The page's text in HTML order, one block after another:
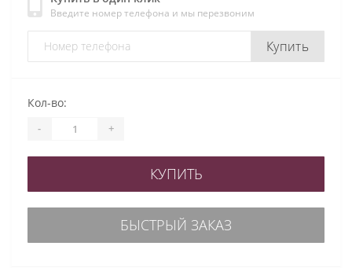
Введите номер телефона и мы перезвоним
Купить
Кол-во:
- +
КУПИТЬ
БЫСТРЫЙ ЗАКАЗ